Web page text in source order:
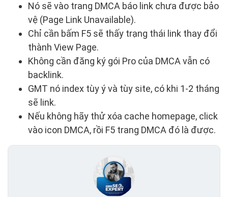
Nó sẽ vào trang DMCA báo link chưa được bảo
vệ (Page Link Unavailable).
Chỉ cần bấm F5 sẽ thấy trạng thái link thay đổi
thành View Page.
Không cần đăng ký gói Pro của DMCA vẫn có
backlink.
GMT nó index tùy ý và tùy site, có khi 1-2 tháng
sẽ link.
Nếu không hãy thử xóa cache homepage, click
vào icon DMCA, rồi F5 trang DMCA đó là được.